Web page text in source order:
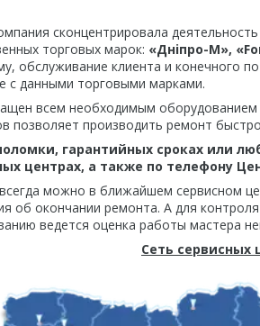
сконцентрировала
торговых марок: «Днiпро-М»,
обслуживание клиента и конечного
с данными торговыми марками.
всем необходимым
позволяет производить ремонт
гарантийных сроках или
центрах, а также по телефону
можно в ближайшем сервисном
окончании ремонта. А для контроля
ведется оценка работы мастера
Сеть сервисных